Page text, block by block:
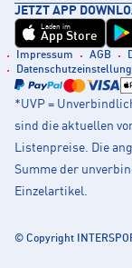
JETZT APP
Laden im
App Store
Impressum AGB
*UVP =
sind die aktuellen
Listenpreise. Die
Summe der
Einzelartikel.
© Copyright